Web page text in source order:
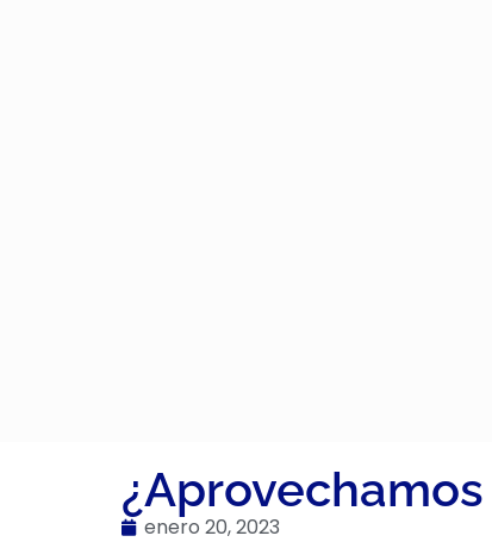
enero 20, 2023